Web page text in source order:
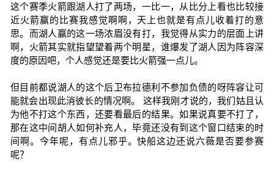
这个赛季火箭跟湖人打了两场，一比一，从比分上看也比较接
近火箭赢的比赛我感觉啊啊，天上也就是有点儿收着打的意
思。而湖人赢的这一场浓眉没有打，我觉得从实力的层面上讲
啊，火箭其实就指望望着两个明星，谁爆发了湖人因为阵容深
度的原因吧，个人感觉还是要比火箭强一点儿。
但目前都说湖人的这个后卫布拉德利不参加负债的呀阵容让可
能就会出现此消彼长的情况啊。 这样我刚才说的，我们姑且认
为他不打这个东西，还要看最后的结果。如果说真要不打了，
那在这中间胡人如何补充人，毕竟还没有到这个窗口结束的时
间啊。今年呢，有点儿邪乎。快船这边还说六薇是否要参赛
呢？